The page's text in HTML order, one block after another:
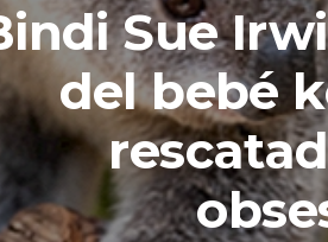
Sue
del bebé